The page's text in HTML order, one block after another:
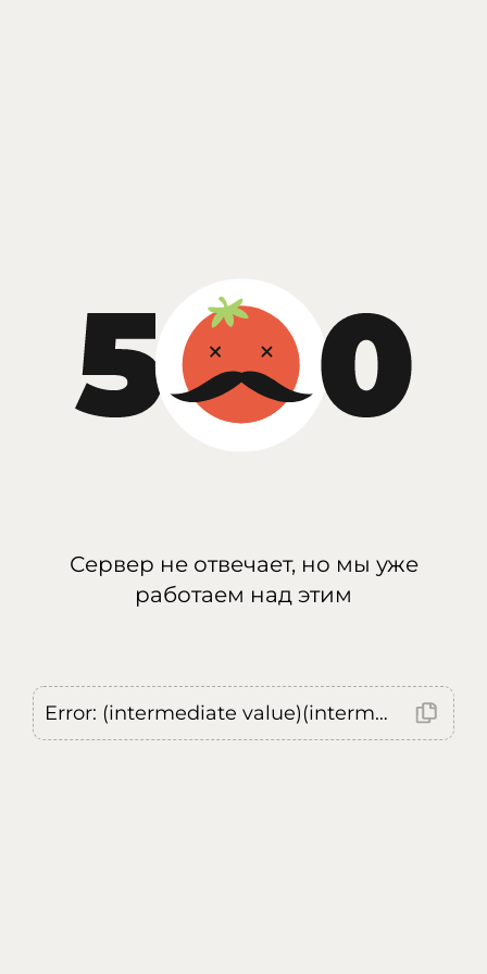
Сервер не отвечает, но мы уже
работаем над этим
Error: (intermediate value)(intermediate value)(intermediate value).replaceAll is not a function